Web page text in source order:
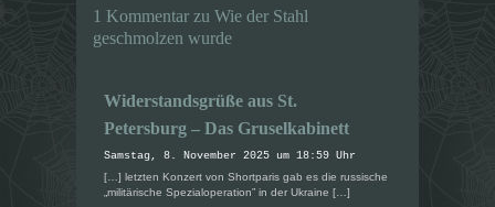
e
n
s
e
f
n
t
)
e
n
s
g
e
f
n
e
t
)
1 Kommentar zu Wie der Stahl
geschmolzen wurde
Widerstandsgrüße aus St.
Petersburg – Das Gruselkabinett
Samstag, 8. November 2025 um 18:59 Uhr
[…] letzten Konzert von Shortparis gab es die russische
„militärische Spezialoperation” in der Ukraine […]